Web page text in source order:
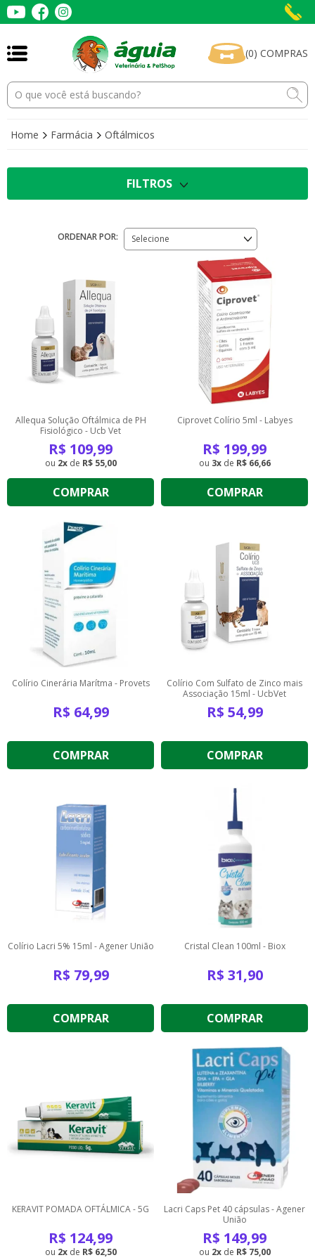
(0) COMPRAS
Home Farmácia Oftálmicos
FILTROS
ORDENAR POR: Selecione
Allequa Solução Oftálmica de PH
Fisiológico - Ucb Vet
R$ 109,99
2 de R$ 55,00
COMPRAR
Ciprovet Colírio 5ml - Labyes
R$ 199,99
3 de R$ 66,66
COMPRAR
Colírio Cinerária Marítma - Provets
R$ 64,99
COMPRAR
Colírio Com Sulfato de Zinco mais
Associação 15ml - UcbVet
R$ 54,99
COMPRAR
Colírio Lacri 5% 15ml - Agener União
R$ 79,99
COMPRAR
Cristal Clean 100ml - Biox
R$ 31,90
COMPRAR
KERAVIT POMADA OFTÁLMICA - 5G
R$ 124,99
2 de R$ 62,50
Lacri Caps Pet 40 cápsulas - Agener
União
R$ 149,99
2 de R$ 75,00